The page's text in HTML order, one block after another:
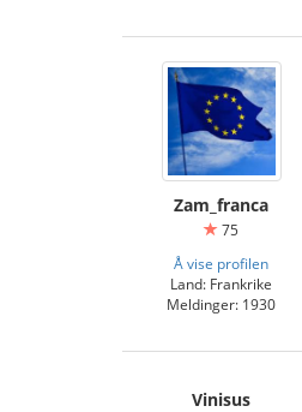
Zam_franca
75
Å vise profilen
Land: Frankrike
Meldinger: 1930
Vinisus